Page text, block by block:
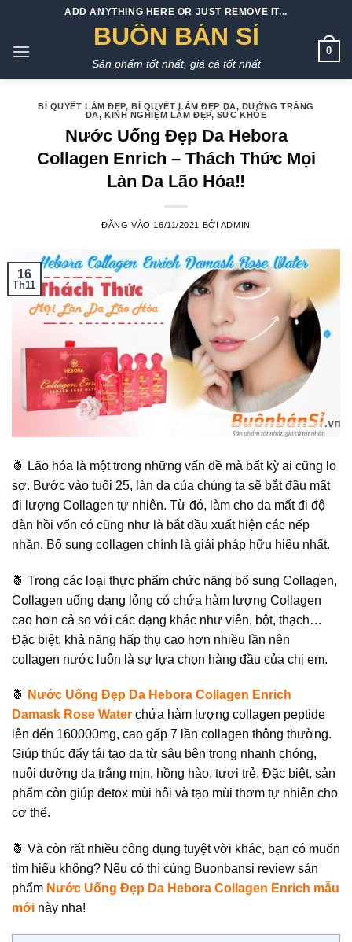
nội
ADD ANYTHING HERE OR JUST REMOVE IT...
BUÔN BÁN SỈ
Sản phẩm tốt nhất, giá cả tốt nhất
0
BÍ QUYẾT LÀM ĐẸP,BÍ QUYẾT LÀM ĐẸP DA, DƯỠNG TRẮNG
DA, KINH NGHIỆM LÀM ĐẸP, SỨC KHỎE
Nước Uống Đẹp Da Hebora
Collagen Enrich – Thách Thức Mọi
Làn Da Lão Hóa‼
ĐĂNG VÀO 16/11/2021 BỞI ADMIN
16
Th11
🍍 Lão hóa là một trong những vấn đề mà bất kỳ ai cũng lo
sợ. Bước vào tuổi 25, làn da của chúng ta sẽ bắt đầu mất
đi lượng Collagen tự nhiên. Từ đó, làm cho da mất đi độ
đàn hồi vốn có cũng như là bắt đầu xuất hiện các nếp
nhăn. Bổ sung collagen chính là giải pháp hữu hiệu nhất.
🍍 Trong các loại thực phẩm chức năng bổ sung Collagen,
Collagen uống dạng lỏng có chứa hàm lượng Collagen
cao hơn cả so với các dạng khác như viên, bột, thạch…
Đặc biệt, khả năng hấp thụ cao hơn nhiều lần nên
collagen nước luôn là sự lựa chọn hàng đầu của chị em.
🍍
Nước Uống Đẹp Da Hebora Collagen Enrich
Damask Rose Water chứa hàm lượng collagen peptide
lên đến 160000mg, cao gấp 7 lần collagen thông thường.
Giúp thúc đẩy tái tạo da từ sâu bên trong nhanh chóng,
nuôi dưỡng da trắng mịn, hồng hào, tươi trẻ. Đặc biệt, sản
phẩm còn giúp detox mùi hôi và tạo mùi thơm tự nhiên cho
cơ thể.
🍍 Và còn rất nhiều công dụng tuyệt vời khác, bạn có muốn
tìm hiểu không? Nếu có thì cùng Buonbansi review sản
phẩm Nước Uống Đẹp Da Hebora Collagen Enrich mẫu
mới này nha!